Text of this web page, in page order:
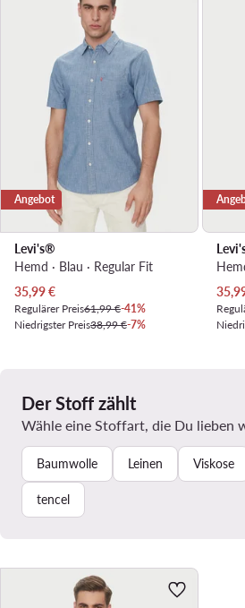
Angebot
Levi's®
Hemd · Blau · Regular Fit
Aktueller Preis
35,99€
Regulärer Preis61,99 €-41%
Niedrigster Preis38,99 €-7%
Der Stoff zählt
Wähle eine Stoffart, die Du lieben
Baumwolle Leinen Viskose
tencel